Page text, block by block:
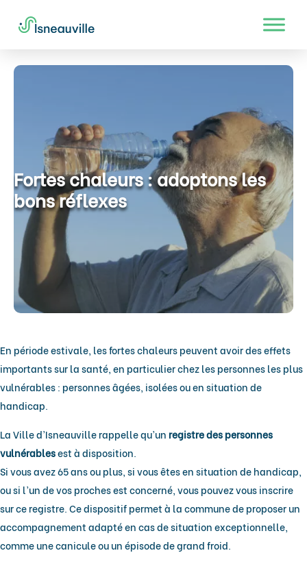
Fortes chaleurs : adoptons les
bons réflexes
En période estivale, les fortes chaleurs peuvent avoir des effets
importants sur la santé, en particulier chez les personnes les plus
vulnérables : personnes âgées, isolées ou en situation de
handicap.
La Ville d’Isneauville rappelle qu’un registre des personnes
vulnérablesest à disposition.
Si vous avez 65 ans ou plus, si vous êtes en situation de handicap,
ou si l’un de vos proches est concerné, vous pouvez vous inscrire
sur ce registre. Ce dispositif permet à la commune de proposer un
accompagnement adapté en cas de situation exceptionnelle,
comme une canicule ou un épisode de grand froid.